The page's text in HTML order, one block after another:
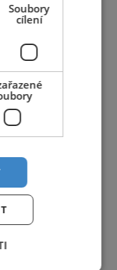
Soubory
cílení